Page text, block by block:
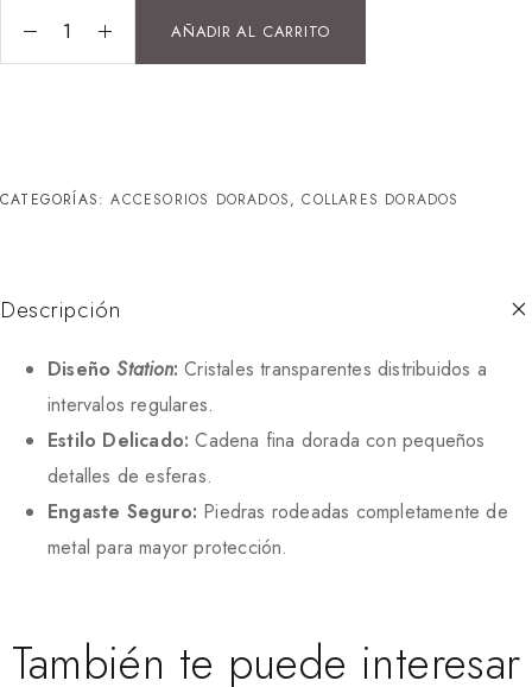
AÑADIR AL CARRITO
CATEGORÍAS:ACCESORIOS DORADOS,COLLARES DORADOS
Descripción
DiseñoStation: Cristales transparentes distribuidos a
intervalos regulares.
Estilo Delicado: Cadena fina dorada con pequeños
detalles de esferas.
Engaste Seguro: Piedras rodeadas completamente de
metal para mayor protección.
También te puede interesar